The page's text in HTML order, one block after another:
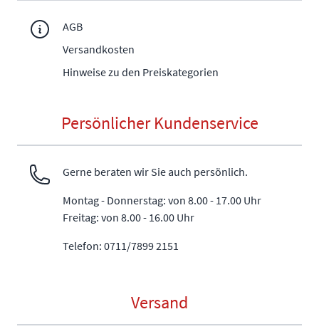
AGB
Versandkosten
Hinweise zu den Preiskategorien
Persönlicher Kundenservice
Gerne beraten wir Sie auch persönlich.
Montag - Donnerstag: von 8.00 - 17.00 Uhr
Freitag: von 8.00 - 16.00 Uhr
Telefon: 0711/7899 2151
Versand